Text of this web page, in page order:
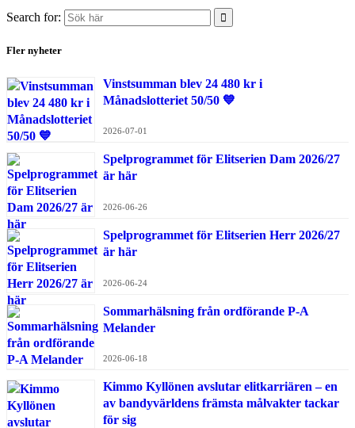
Search for:
Fler nyheter
Vinstsumman blev 24 480 kr i
Månadslotteriet 50/50 💙
2026-07-01
Spelprogrammet för Elitserien Dam 2026/27
är här
2026-06-26
Spelprogrammet för Elitserien Herr 2026/27
är här
2026-06-24
Sommarhälsning från ordförande P-A
Melander
2026-06-18
Kimmo Kyllönen avslutar elitkarriären – en
av bandyvärldens främsta målvakter tackar
för sig